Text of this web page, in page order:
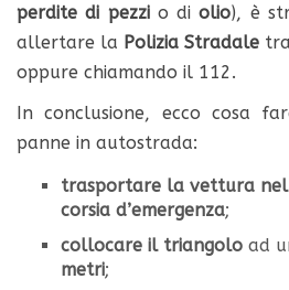
perdite di pezzio diolio), è
allertare la Polizia Stradale
oppure chiamando il 112.
In conclusione, ecco cosa
panne in autostrada:
trasportare la vettura
corsia d’emergenza;
collocare il triangolo ad
metri;